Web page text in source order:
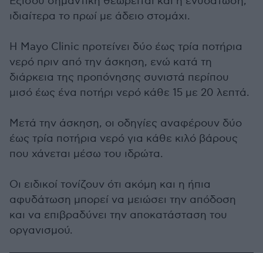
ιδιαίτερα το πρωί με άδειο στομάχι.
Η Mayo Clinic προτείνει δύο έως τρία ποτήρια
νερό πριν από την άσκηση, ενώ κατά τη
διάρκεια της προπόνησης συνιστά περίπου
μισό έως ένα ποτήρι νερό κάθε 15 με 20 λεπτά.
Μετά την άσκηση, οι οδηγίες αναφέρουν δύο
έως τρία ποτήρια νερό για κάθε κιλό βάρους
που χάνεται μέσω του ιδρώτα.
Οι ειδικοί τονίζουν ότι ακόμη και η ήπια
αφυδάτωση μπορεί να μειώσει την απόδοση
και να επιβραδύνει την αποκατάσταση του
οργανισμού.